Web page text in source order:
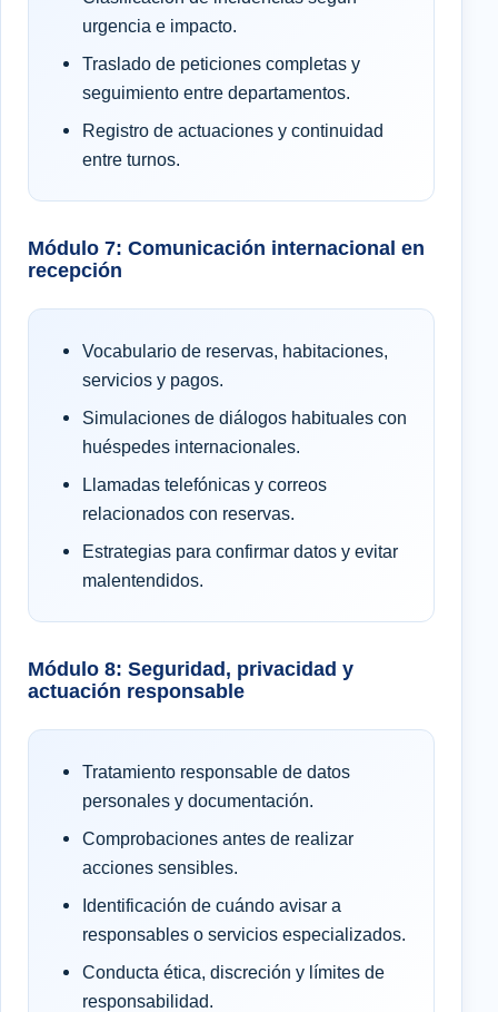
urgencia e impacto.
Traslado de peticiones completas y
seguimiento entre departamentos.
Registro de actuaciones y continuidad
entre turnos.
Módulo 7: Comunicación internacional en
recepción
Vocabulario de reservas, habitaciones,
servicios y pagos.
Simulaciones de diálogos habituales con
huéspedes internacionales.
Llamadas telefónicas y correos
relacionados con reservas.
Estrategias para confirmar datos y evitar
malentendidos.
Módulo 8: Seguridad, privacidad y
actuación responsable
Tratamiento responsable de datos
personales y documentación.
Comprobaciones antes de realizar
acciones sensibles.
Identificación de cuándo avisar a
responsables o servicios especializados.
Conducta ética, discreción y límites de
responsabilidad.